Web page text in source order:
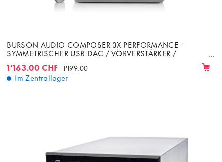
BURSON AUDIO COMPOSER 3X PERFORMANCE -
SYMMETRISCHER USB DAC / VORVERSTÄRKER /
BLUETOOTH / 1X ESS9038 DAC
1'163.00 CHF 1'199.00
Im Zentrallager